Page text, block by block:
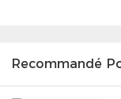
Recommandé